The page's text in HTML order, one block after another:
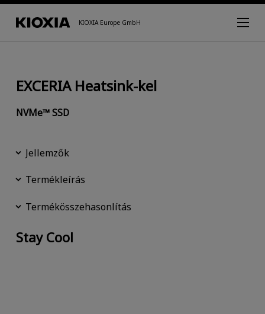
KIOXIA Europe GmbH
EXCERIA Heatsink-kel
NVMe™ SSD
Jellemzők
Termékleírás
Termékösszehasonlítás
Stay Cool